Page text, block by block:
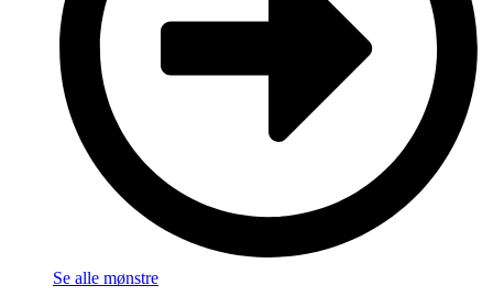
Se alle mønstre